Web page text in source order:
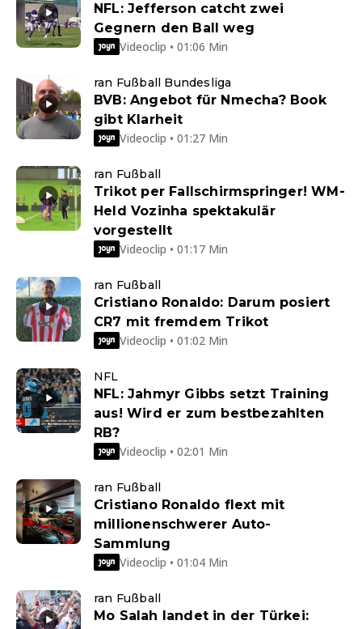
NFL: Jefferson catcht zwei
Gegnern den Ball weg
Videoclip • 01:06 Min
ran Fußball Bundesliga
BVB: Angebot für Nmecha? Book
gibt Klarheit
Videoclip • 01:27 Min
ran Fußball
Trikot per Fallschirmspringer! WM-
Held Vozinha spektakulär
vorgestellt
Videoclip • 01:17 Min
ran Fußball
Cristiano Ronaldo: Darum posiert
CR7 mit fremdem Trikot
Videoclip • 01:02 Min
NFL
NFL: Jahmyr Gibbs setzt Training
aus! Wird er zum bestbezahlten
RB?
Videoclip • 02:01 Min
ran Fußball
Cristiano Ronaldo flext mit
millionenschwerer Auto-
Sammlung
Videoclip • 01:04 Min
ran Fußball
Mo Salah landet in der Türkei: